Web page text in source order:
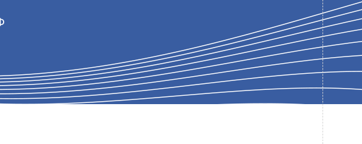
металлов
Каталог гражданской продукции
Технологии водородной энергетики
Цифровые продукты
Электротехника